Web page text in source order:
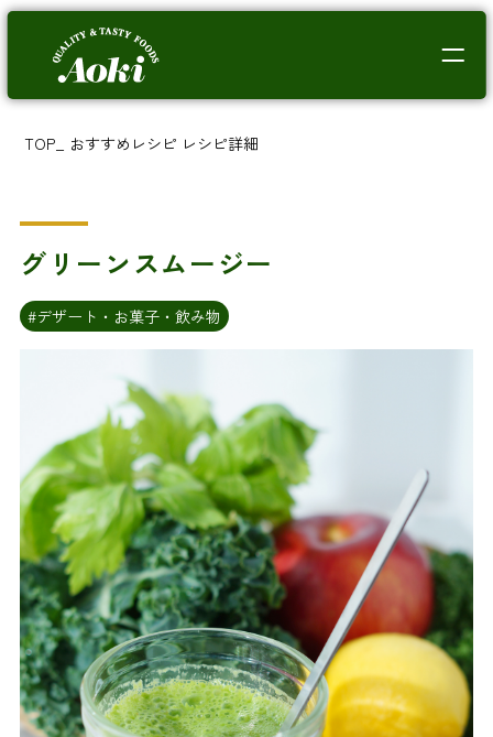
TOP おすすめレシピ レシピ詳細
グリーンスムージー
#デザート・お菓子・飲み物